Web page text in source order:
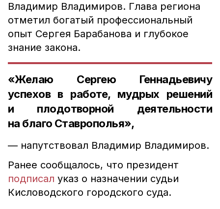
Владимир Владимиров. Глава региона
отметил богатый профессиональный
опыт Сергея Барабанова и глубокое
знание закона.
«Желаю Сергею Геннадьевичу
успехов в работе, мудрых решений
и плодотворной деятельности
на благо Ставрополья»,
— напутствовал Владимир Владимиров.
Ранее сообщалось, что президент
подписал указ о назначении судьи
Кисловодского городского суда.